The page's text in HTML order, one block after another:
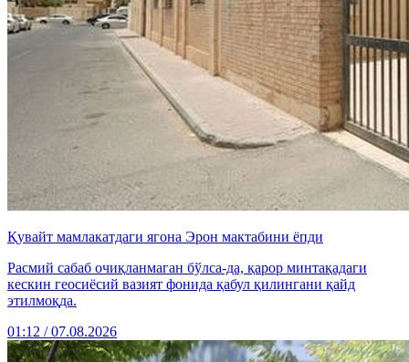
Қувайт мамлакатдаги ягона Эрон мактабини ёпди
Расмий сабаб очиқланмаган бўлса-да, қарор минтақадаги
кескин геосиёсий вазият фонида қабул қилингани қайд
этилмоқда.
01:12 / 07.08.2026